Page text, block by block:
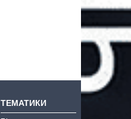
ТЕМАТИКИ